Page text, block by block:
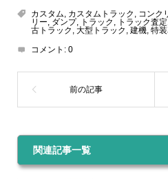
カスタム, カスタムトラック , コンク
リー, ダンプ, トラック , トラック査定
古トラック , 大型トラック , 建機, 特
コメント: 0
関連記事一覧